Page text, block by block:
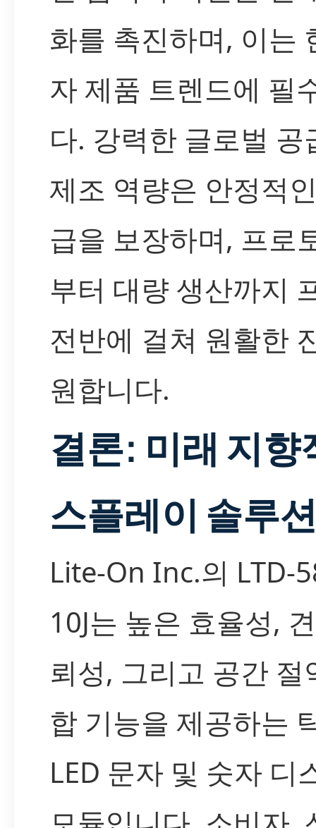
화를 촉진하며, 이는
자 제품 트렌드에 필
다. 강력한 글로벌 공
제조 역량은 안정적
급을 보장하며, 프로
부터 대량 생산까지
전반에 걸쳐 원활한
원합니다.
결론: 미래 지향
스플레이 솔루
Lite-On Inc.의 LTD-
10J는 높은 효율성,
뢰성, 그리고 공간 절
합 기능을 제공하는
LED 문자 및 숫자 디